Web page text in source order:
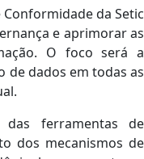
Conformidade da Setic
e aprimorar as
O foco será a
de dados em todas as
ferramentas de
dos mecanismos de